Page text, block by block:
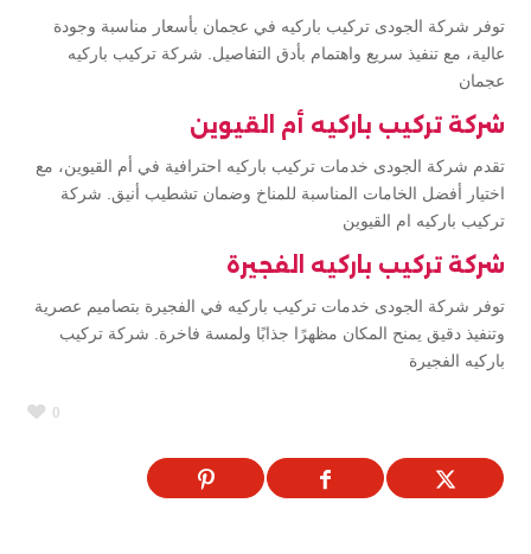
توفر شركة الجودى تركيب باركيه في عجمان بأسعار مناسبة وجودة
عالية، مع تنفيذ سريع واهتمام بأدق التفاصيل. شركة تركيب باركيه
عجمان
شركة تركيب باركيه أم القيوين
تقدم شركة الجودى خدمات تركيب باركيه احترافية في أم القيوين، مع
اختيار أفضل الخامات المناسبة للمناخ وضمان تشطيب أنيق. شركة
تركيب باركيه ام القيوين
شركة تركيب باركيه الفجيرة
توفر شركة الجودى خدمات تركيب باركيه في الفجيرة بتصاميم عصرية
وتنفيذ دقيق يمنح المكان مظهرًا جذابًا ولمسة فاخرة. شركة تركيب
باركيه الفجيرة
0